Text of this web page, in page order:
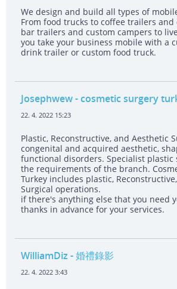
We design and build all types of
From food trucks to coffee trailers
bar trailers and custom campers to
you take your business mobile with a
drink trailer or custom food truck.
Josephwew- cosmetic surgery
22. 4. 2022 15:23
Plastic, Reconstructive, and Aesthetic
congenital and acquired aesthetic,
functional disorders. Specialist plastic
the requirements of the branch.
Turkey includes plastic,
Surgical operations.
if there's anything else that you need
thanks in advance for your services.
WilliamDiz - 婚禮錄影
22. 4. 2022 3:43